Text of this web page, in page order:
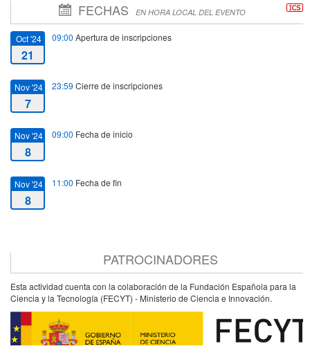
FECHAS EN HORA LOCAL DEL EVENTO
Oct '24
21
09:00 Apertura de inscripciones
Nov '24
7
23:59 Cierre de inscripciones
Nov '24
8
09:00 Fecha de inicio
Nov '24
8
11:00 Fecha de fin
PATROCINADORES
Esta actividad cuenta con la colaboración de la Fundación Española para la
Ciencia y la Tecnología (FECYT) - Ministerio de Ciencia e Innovación.